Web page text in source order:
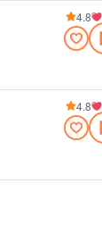
4.8
4.8